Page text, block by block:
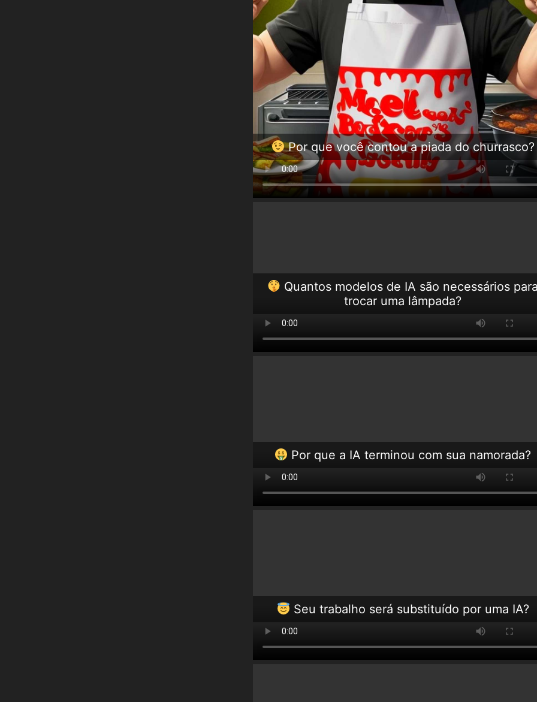
Por que você contou a piada do churrasco?
Quantos modelos de IA são necessários
trocar uma lâmpada?
Por que a IA terminou com sua namorada?
Seu trabalho será substituído por uma IA?